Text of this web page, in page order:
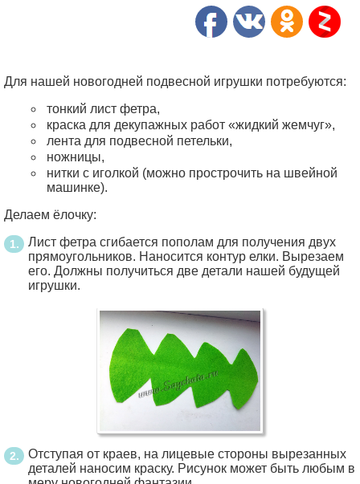
Для нашей новогодней подвесной игрушки потребуются:
тонкий лист фетра,
краска для декупажных работ «жидкий жемчуг»,
лента для подвесной петельки,
ножницы,
нитки с иголкой (можно прострочить на швейной
машинке).
Делаем ёлочку:
Лист фетра сгибается пополам для получения двух
прямоугольников. Наносится контур елки. Вырезаем
его. Должны получиться две детали нашей будущей
игрушки.
Отступая от краев, на лицевые стороны вырезанных
деталей наносим краску. Рисунок может быть любым в